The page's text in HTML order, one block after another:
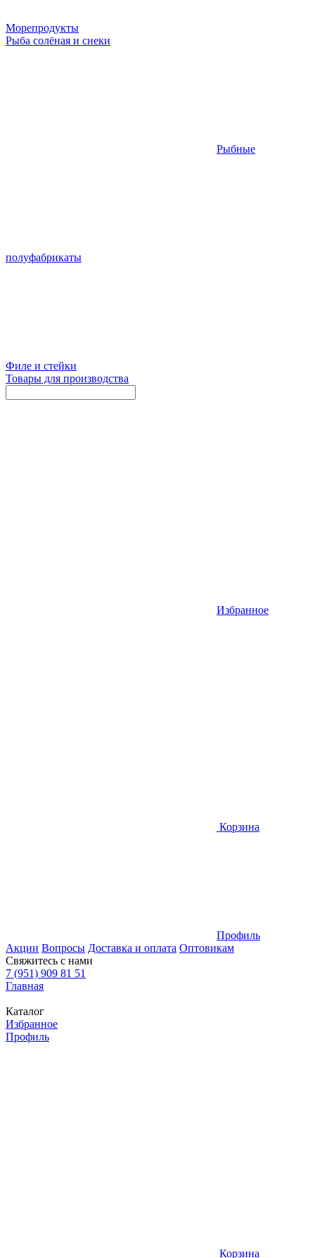
Морепродукты
Рыба солёная и снеки
Рыбные
полуфабрикаты
Филе и стейки
Товары для производства
Избранное
Корзина
Профиль
Акции Вопросы Доставка и оплата Оптовикам
Свяжитесь с нами
7 (951) 909 81 51
Главная
Каталог
Избранное
Профиль
Корзина